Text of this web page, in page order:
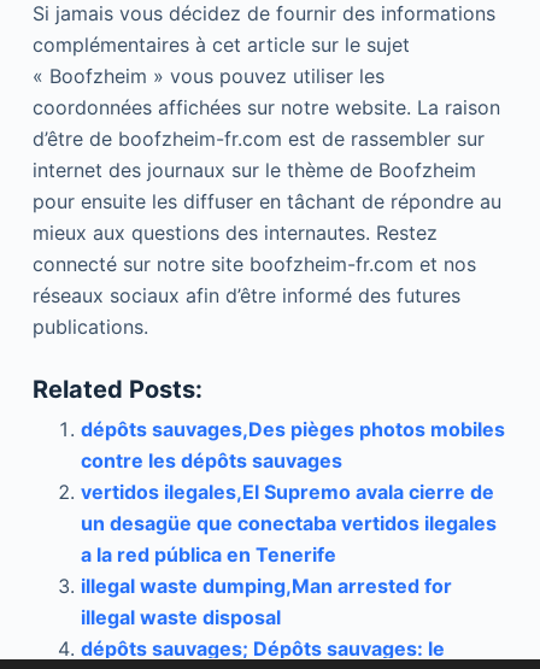
Si jamais vous décidez de fournir des informations
complémentaires à cet article sur le sujet
« Boofzheim » vous pouvez utiliser les
coordonnées affichées sur notre website. La raison
d’être de boofzheim-fr.com est de rassembler sur
internet des journaux sur le thème de Boofzheim
pour ensuite les diffuser en tâchant de répondre au
mieux aux questions des internautes. Restez
connecté sur notre site boofzheim-fr.com et nos
réseaux sociaux afin d’être informé des futures
publications.
Related Posts:
dépôts sauvages,Des pièges photos mobiles
contre les dépôts sauvages
vertidos ilegales,El Supremo avala cierre de
un desagüe que conectaba vertidos ilegales
a la red pública en Tenerife
illegal waste dumping,Man arrested for
illegal waste disposal
dépôts sauvages; Dépôts sauvages: le